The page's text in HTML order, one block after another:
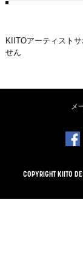
KIITOアーティスト
せん
メ
COPYRIGHT KIITO